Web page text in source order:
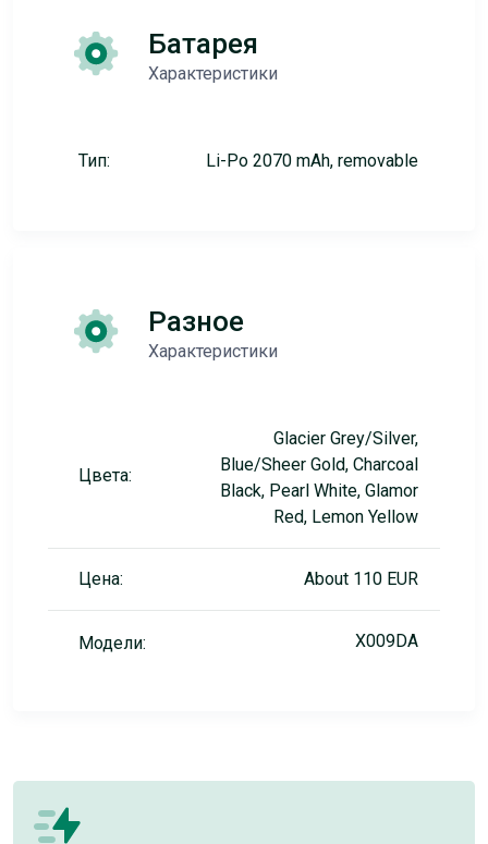
Батарея
Характеристики
Тип: Li-Po 2070 mAh, removable
Разное
Характеристики
Цвета:
Glacier Grey/Silver,
Blue/Sheer Gold, Charcoal
Black, Pearl White, Glamor
Red, Lemon Yellow
Цена: About 110 EUR
Модели: X009DA